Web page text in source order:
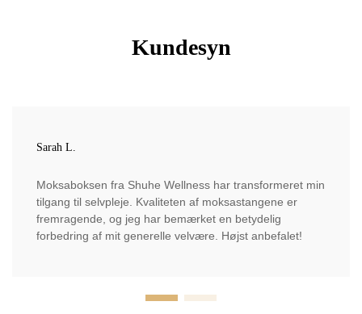
Kundesyn
Sarah L.
Moksaboksen fra Shuhe Wellness har transformeret min
tilgang til selvpleje. Kvaliteten af moksastangene er
fremragende, og jeg har bemærket en betydelig
forbedring af mit generelle velvære. Højst anbefalet!